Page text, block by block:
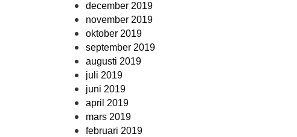
december 2019
november 2019
oktober 2019
september 2019
augusti 2019
juli 2019
juni 2019
april 2019
mars 2019
februari 2019